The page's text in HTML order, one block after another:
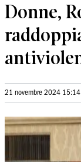
Donne,
21 novembre 2024 15:14